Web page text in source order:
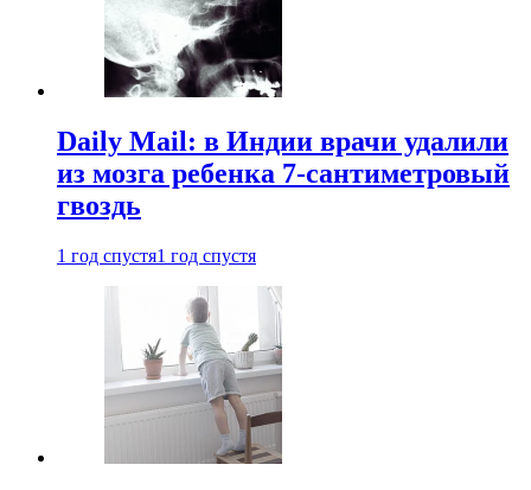
Daily Mail: в Индии врачи удалили
из мозга ребенка 7-сантиметровый
гвоздь
1 год спустя1 год спустя